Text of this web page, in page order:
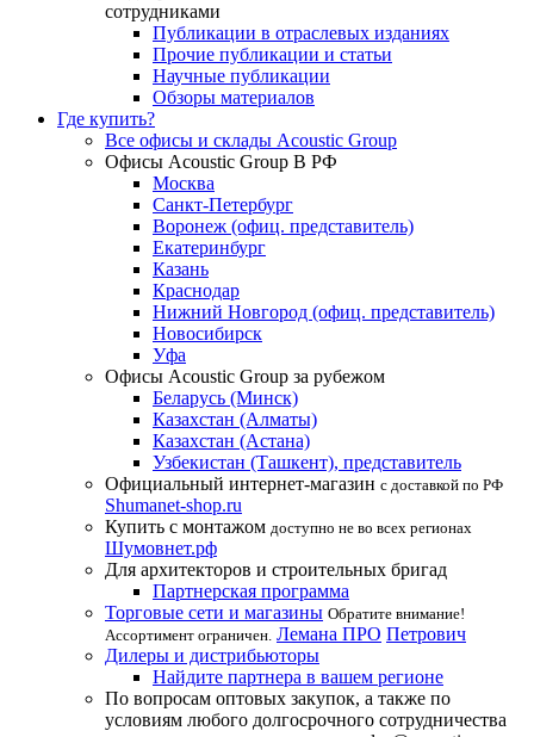
сотрудниками
Публикации в отраслевых изданиях
Прочие публикации и статьи
Научные публикации
Обзоры материалов
Где купить?
Все офисы и склады Acoustic Group
Офисы Acoustic Group В РФ
Москва
Санкт-Петербург
Воронеж (офиц. представитель)
Екатеринбург
Казань
Краснодар
Нижний Новгород (офиц. представитель)
Новосибирск
Уфа
Офисы Acoustic Group за рубежом
Беларусь (Минск)
Казахстан (Алматы)
Казахстан (Астана)
Узбекистан (Ташкент), представитель
Официальный интернет-магазин с доставкой по РФ
Shumanet-shop.ru
Купить с монтажом доступно не во всех регионах
Шумовнет.рф
Для архитекторов и строительных бригад
Партнерская программа
Торговые сети и магазины Обратите внимание!
Ассортимент ограничен. Лемана ПРО Петрович
Дилеры и дистрибьюторы
Найдите партнера в вашем регионе
По вопросам оптовых закупок, а также по
условиям любого долгосрочного сотрудничества